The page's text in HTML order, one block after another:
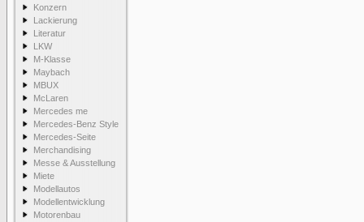
Konzern
Lackierung
Literatur
LKW
M-Klasse
Maybach
MBUX
McLaren
Mercedes me
Mercedes-Benz Style
Mercedes-Seite
Merchandising
Messe & Ausstellung
Miete
Modellautos
Modellentwicklung
Motorenbau